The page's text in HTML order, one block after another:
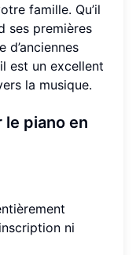
famille. Qu’il
ses premières
d’anciennes
est un excellent
la musique.
piano en
ni